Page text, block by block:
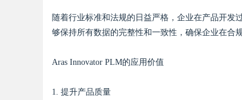
随着行业标准和法规的日益严格，企业在产品开发
够保持所有数据的完整性和一致性，确保企业在合
Aras Innovator PLM的应用价值
1. 提升产品质量